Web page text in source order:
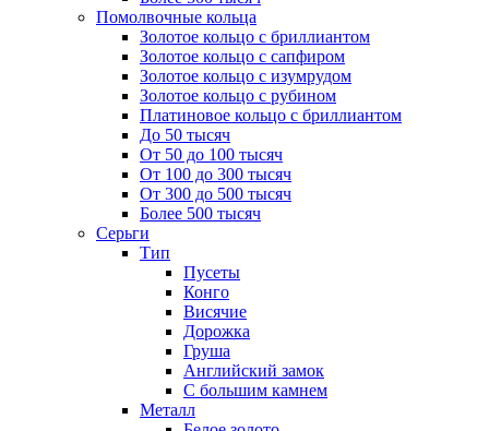
Помолвочные кольца
Золотое кольцо с бриллиантом
Золотое кольцо с сапфиром
Золотое кольцо с изумрудом
Золотое кольцо с рубином
Платиновое кольцо с бриллиантом
До 50 тысяч
От 50 до 100 тысяч
От 100 до 300 тысяч
От 300 до 500 тысяч
Более 500 тысяч
Серьги
Тип
Пусеты
Конго
Висячие
Дорожка
Груша
Английский замок
С большим камнем
Металл